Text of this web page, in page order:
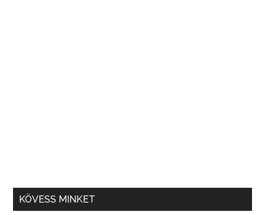
KÖVESS MINKET